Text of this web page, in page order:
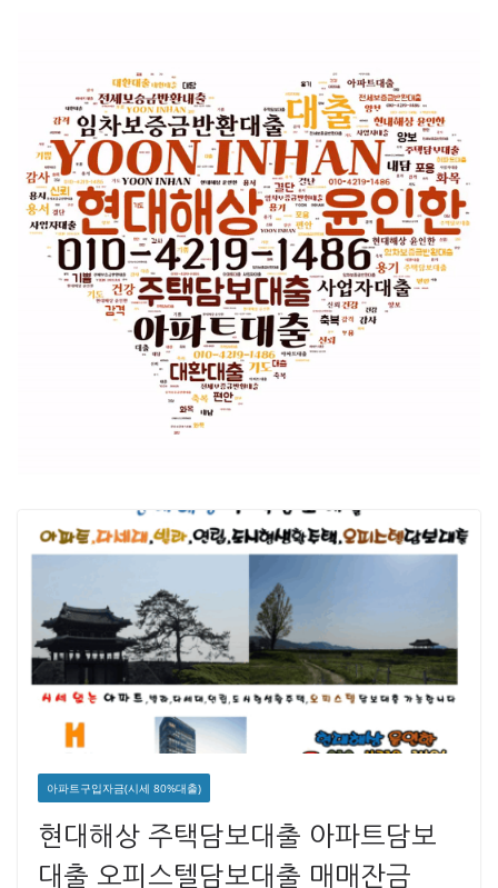
아파트구입자금(시세 80%대출)
현대해상 주택담보대출 아파트담보
대출 오피스텔담보대출 매매잔금